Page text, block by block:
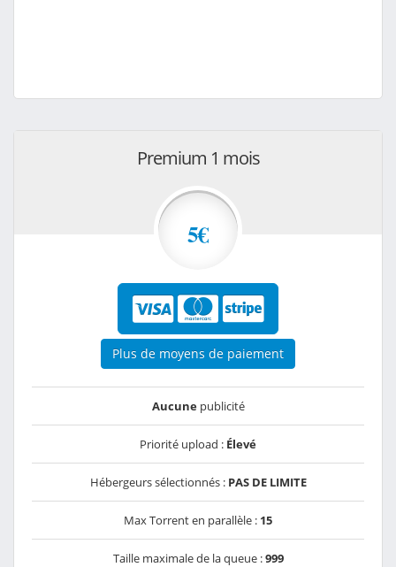
Premium 1 mois
5€
Plus de moyens de paiement
Aucunepublicité
Priorité upload : Élevé
Hébergeurs sélectionnés : PAS DE LIMITE
Max Torrent en parallèle : 15
Taille maximale de la queue :999